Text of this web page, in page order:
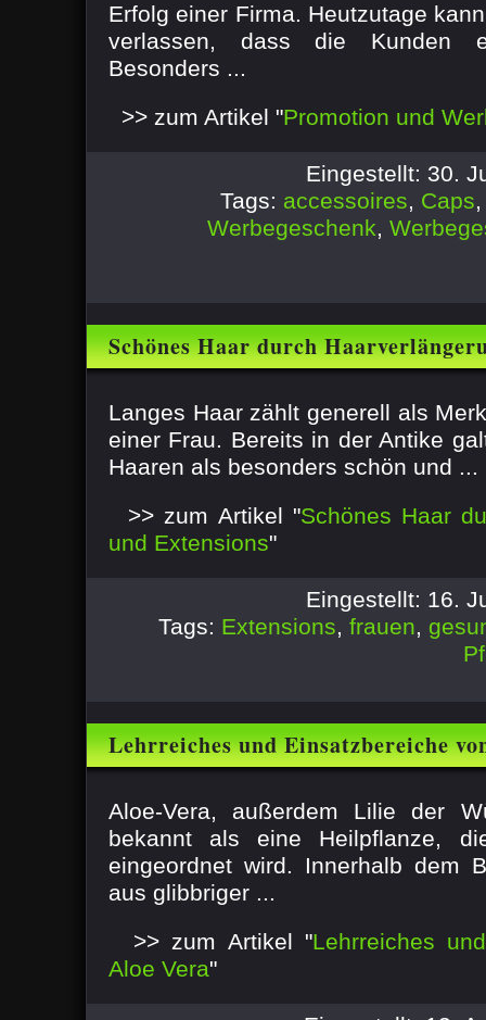
Erfolg einer Firma. Heutzutage
verlassen, dass die Kunden
Besonders ...
>> zum Artikel "Promotion und
Eingestellt: 30.
Tags: accessoires, Caps
Werbegeschenk,
Schönes Haar durch
Langes Haar zählt generell als
einer Frau. Bereits in der Antike
Haaren als besonders schön und ...
>> zum Artikel "Schönes Haar
und Extensions"
Eingestellt: 16.
Tags: Extensions, frauen,
Lehrreiches und Einsatzbereiche
Aloe-Vera, außerdem Lilie der
bekannt als eine Heilpflanze,
eingeordnet wird. Innerhalb dem
aus glibbriger ...
>> zum Artikel "Lehrreiches
Aloe Vera"